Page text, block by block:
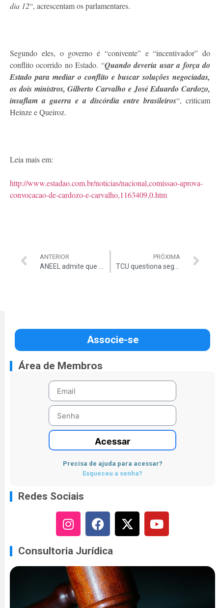
dia 12“, acrescentam os parlamentares.
Segundo eles, o governo é “conivente” e “incentivador” do
conflito ocorrido no Estado. “Quando deveria usar a força do
Estado para mediar o conflito e buscar soluções negociadas,
os dois ministros, Gilberto Carvalho e José Eduardo Cardozo,
insuflam a guerra e a discórdia entre brasileiros“, criticam
Heinze e Queiroz.
Leia mais em:
http://www.estadao.com.br/noticias/nacional,comissao-aprova-
convocacao-de-cardozo-e-carvalho,1163409,0.htm
ANTERIOR PRÓXIMA
Associe-se
Área de Membros
Acessar
Precisa de ajuda para acessar?
Esqueceu a senha?
Redes Sociais
Consultoria Jurídica